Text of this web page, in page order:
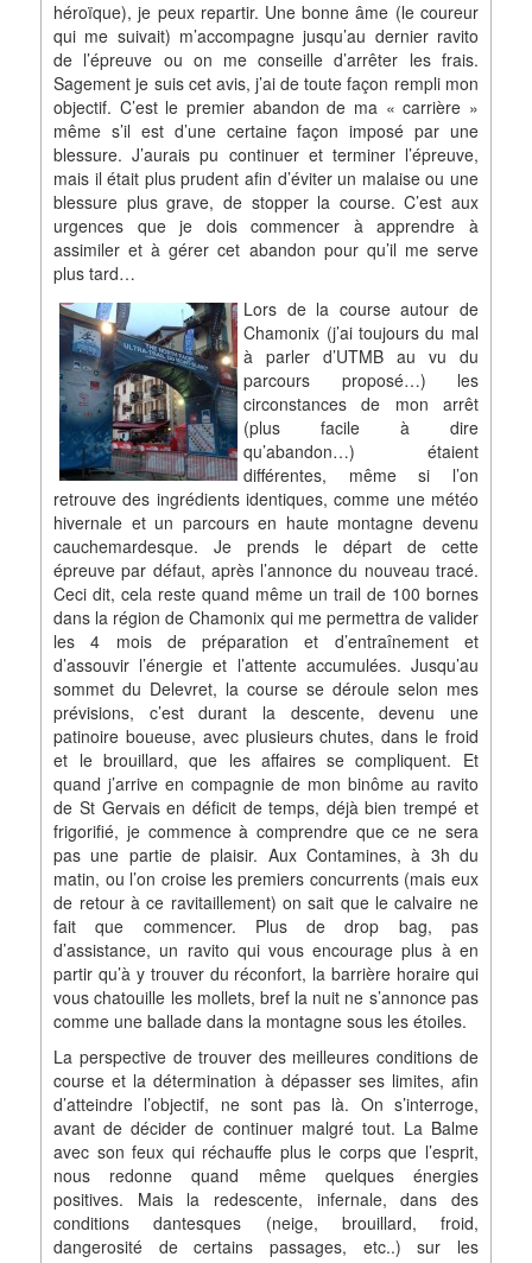
héroïque), je peux repartir. Une bonne âme (le coureur
qui me suivait) m’accompagne jusqu’au dernier ravito
de l’épreuve ou on me conseille d’arrêter les frais.
Sagement je suis cet avis, j’ai de toute façon rempli mon
objectif. C’est le premier abandon de ma « carrière »
même s’il est d’une certaine façon imposé par une
blessure. J’aurais pu continuer et terminer l’épreuve,
mais il était plus prudent afin d’éviter un malaise ou une
blessure plus grave, de stopper la course. C’est aux
urgences que je dois commencer à apprendre à
assimiler et à gérer cet abandon pour qu’il me serve
plus tard…
Lors de la course autour de
Chamonix (j’ai toujours du mal
à parler d’UTMB au vu du
parcours proposé…) les
circonstances de mon arrêt
(plus facile à dire
qu’abandon…) étaient
différentes, même si l’on
retrouve des ingrédients identiques, comme une météo
hivernale et un parcours en haute montagne devenu
cauchemardesque. Je prends le départ de cette
épreuve par défaut, après l’annonce du nouveau tracé.
Ceci dit, cela reste quand même un trail de 100 bornes
dans la région de Chamonix qui me permettra de valider
les 4 mois de préparation et d’entraînement et
d’assouvir l’énergie et l’attente accumulées. Jusqu’au
sommet du Delevret, la course se déroule selon mes
prévisions, c’est durant la descente, devenu une
patinoire boueuse, avec plusieurs chutes, dans le froid
et le brouillard, que les affaires se compliquent. Et
quand j’arrive en compagnie de mon binôme au ravito
de St Gervais en déficit de temps, déjà bien trempé et
frigorifié, je commence à comprendre que ce ne sera
pas une partie de plaisir. Aux Contamines, à 3h du
matin, ou l’on croise les premiers concurrents (mais eux
de retour à ce ravitaillement) on sait que le calvaire ne
fait que commencer. Plus de drop bag, pas
d’assistance, un ravito qui vous encourage plus à en
partir qu’à y trouver du réconfort, la barrière horaire qui
vous chatouille les mollets, bref la nuit ne s’annonce pas
comme une ballade dans la montagne sous les étoiles.
La perspective de trouver des meilleures conditions de
course et la détermination à dépasser ses limites, afin
d’atteindre l’objectif, ne sont pas là. On s’interroge,
avant de décider de continuer malgré tout. La Balme
avec son feux qui réchauffe plus le corps que l’esprit,
nous redonne quand même quelques énergies
positives. Mais la redescente, infernale, dans des
conditions dantesques (neige, brouillard, froid,
dangerosité de certains passages, etc..) sur les